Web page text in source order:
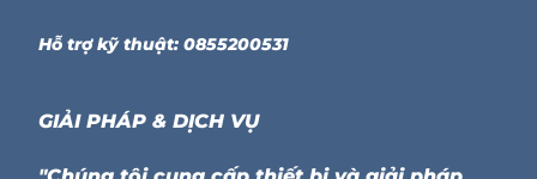
Hỗ trợ kỹ thuật: 0855200531
GIẢI PHÁP & DỊCH VỤ